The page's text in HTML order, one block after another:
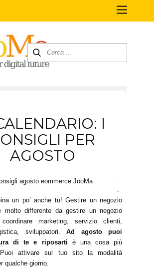
I
PER
AGOSTO
..
.
un po’ anche tu! Gestire un negozio
molto differente da gestire un negozio
marketing, servizio clienti,
sviluppatori. Ad agosto puoi
di te e riposarti è una cosa più
Puoi attivare sul tuo sito la modalità
qualche giorno.